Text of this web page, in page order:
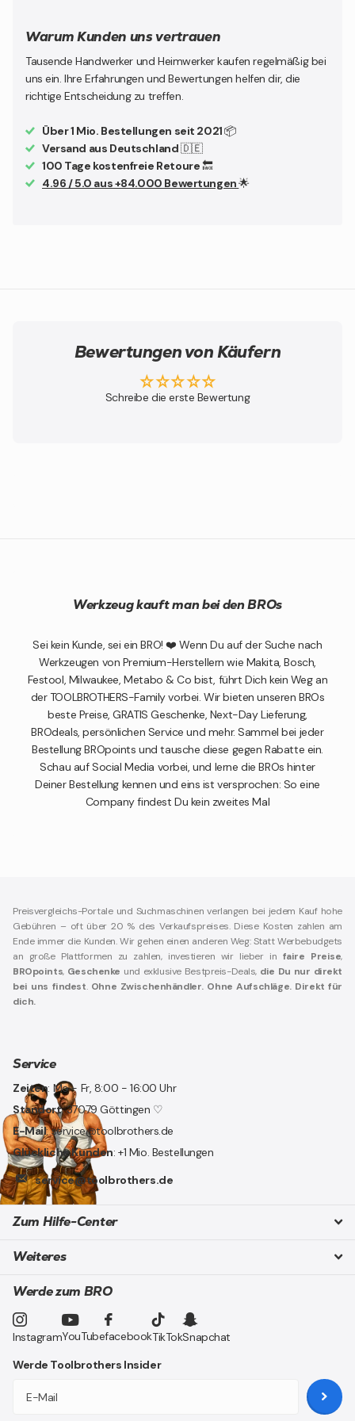
Warum Kunden uns vertrauen
Tausende Handwerker und Heimwerker kaufen regelmäßig bei
uns ein. Ihre Erfahrungen und Bewertungen helfen dir, die
richtige Entscheidung zu treffen.
Über 1 Mio. Bestellungen seit 2021📦
Versand aus Deutschland🇩🇪
100 Tage kostenfreie Retoure🔙
4.96 / 5.0 aus +84.000 Bewertungen🌟
Bewertungen von Käufern
Schreibe die erste Bewertung
Werkzeug kauft man bei den BROs
Sei kein Kunde, sei ein BRO! ❤️ Wenn Du auf der Suche nach
Werkzeugen von Premium-Herstellern wie Makita, Bosch,
Festool, Milwaukee, Metabo & Co bist, führt Dich kein Weg an
der TOOLBROTHERS-Family vorbei. Wir bieten unseren BROs
beste Preise, GRATIS Geschenke, Next-Day Lieferung,
BROdeals, persönlichen Service und mehr. Sammel bei jeder
Bestellung BROpoints und tausche diese gegen Rabatte ein.
Schau auf Social Media vorbei, und lerne die BROs hinter
Deiner Bestellung kennen und eins ist versprochen: So eine
Company findest Du kein zweites Mal
Preisvergleichs-Portale und Suchmaschinen verlangen bei jedem Kauf hohe
Gebühren – oft über 20 % des Verkaufspreises. Diese Kosten zahlen am
Ende immer die Kunden. Wir gehen einen anderen Weg: Statt Werbebudgets
an große Plattformen zu zahlen, investieren wir lieber in faire Preise,
BROpoints, Geschenke und exklusive Bestpreis-Deals, die Du nur direkt
bei uns findest. Ohne Zwischenhändler. Ohne Aufschläge. Direkt für
dich.
Service
Zeiten: Mo - Fr, 8:00 - 16:00 Uhr
Standort: 37079 Göttingen ♡
E-Mail: service@toolbrothers.de
Glückliche Kunden: +1 Mio. Bestellungen
service@toolbrothers.de
Zum Hilfe-Center
Weiteres
Werde zum BRO
InstagramYouTubefacebookTikTokSnapchat
Werde Toolbrothers Insider